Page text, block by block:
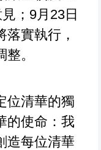
；9月23日
實執行，
。
位清華的獨
的使命：我
造每位清華